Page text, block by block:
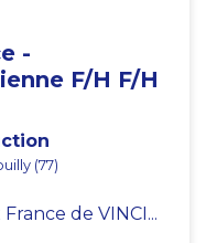
-
F/H F/H
(77)
de VINCI...